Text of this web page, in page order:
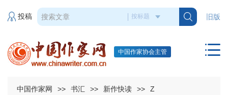
旧版
投稿
中国作家协会主管
中国作家网 >> 书汇 >> 新作快读 >> Z